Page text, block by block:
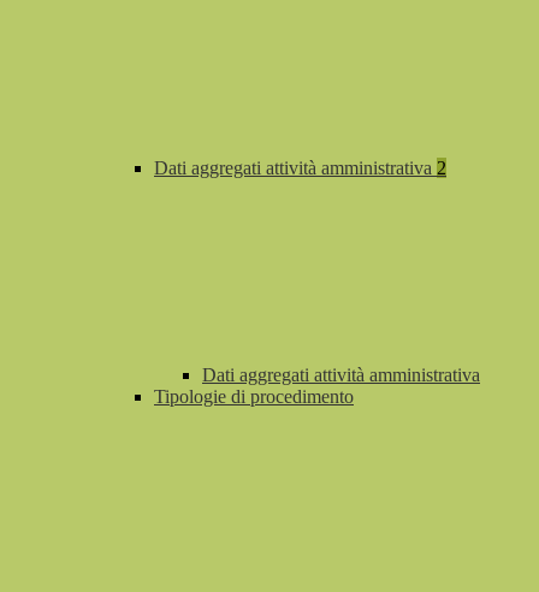
Dati aggregati attività amministrativa 2
Dati aggregati attività amministrativa
Tipologie di procedimento